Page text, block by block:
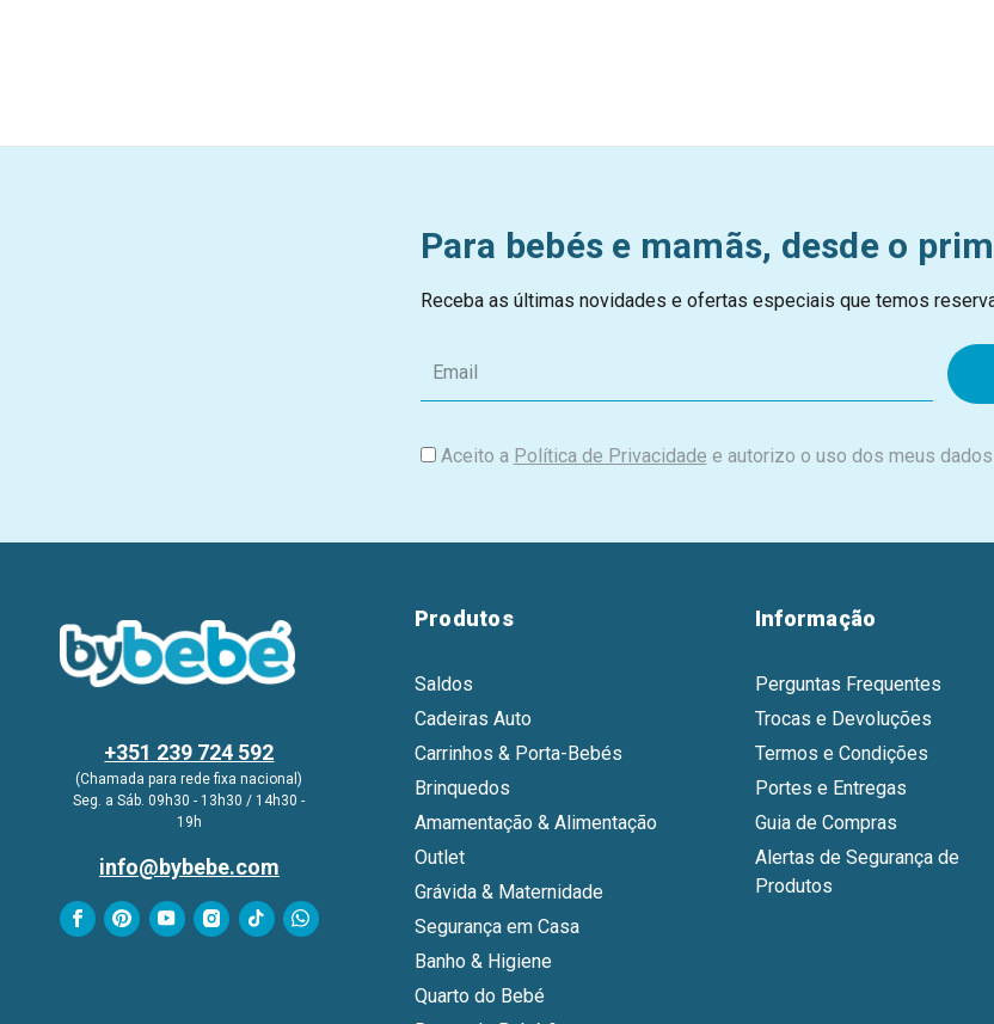
Para bebés e mamãs, desde o
Receba as últimas novidades e ofertas especiais que temos
m
i
Aceito a Política de Privacidade e autorizo o uso dos meus
+351 239 724 592
(Chamada para rede fixa nacional)
Seg. a Sáb. 09h30 - 13h30 / 14h30 -
19h
info@bybebe.com
Produtos
Saldos
Cadeiras Auto
Carrinhos & Porta-Bebés
Brinquedos
Amamentação & Alimentação
Outlet
Grávida & Maternidade
Segurança em Casa
Banho & Higiene
Quarto do Bebé
Informação
Perguntas Frequentes
Trocas e Devoluções
Termos e Condições
Portes e Entregas
Guia de Compras
Alertas de Segurança de
Produtos